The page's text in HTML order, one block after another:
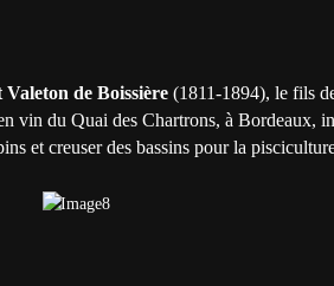
Valeton de Boissière (1811-1894), le fils
vin du Quai des Chartrons, à Bordeaux,
et creuser des bassins pour la